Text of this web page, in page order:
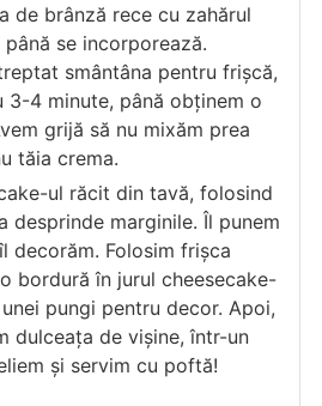
de brânză rece cu zahărul
se incorporează.
smântâna pentru frișcă,
3-4 minute, până obținem o
grijă să nu mixăm prea
tăia crema.
ul răcit din tavă, folosind
desprinde marginile. Îl punem
decorăm. Folosim frișca
bordură în jurul cheesecake-
pungi pentru decor. Apoi,
dulceața de vișine, într-un
și servim cu poftă!